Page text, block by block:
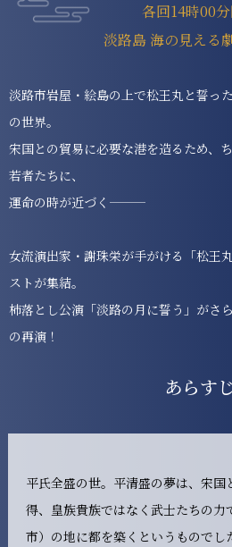
各回14時00
淡路島 海の見える
淡路市岩屋・絵島の上で松王丸と誓っ
の世界。
宋国との貿易に必要な港を造るため、
若者たちに、
運命の時が近づく———
女流演出家・謝珠栄が手がける「松王
ストが集結。
杮落とし公演「淡路の月に誓う」がさ
の再演！
あらす
平氏全盛の世。平清盛の夢は、宋国
得、皇族貴族ではなく武士たちの力
市）の地に都を築くというものでし